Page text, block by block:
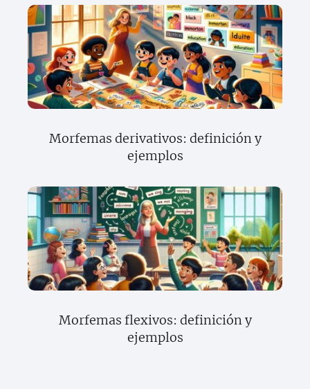
Morfemas derivativos: definición y
ejemplos
Morfemas flexivos: definición y
ejemplos